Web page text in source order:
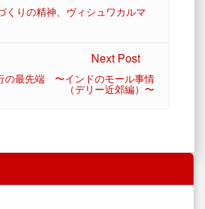
くりの精神、ヴィシュワカルマ
Next Post
の最先端 〜インドのモール事情
（デリー近郊編）〜